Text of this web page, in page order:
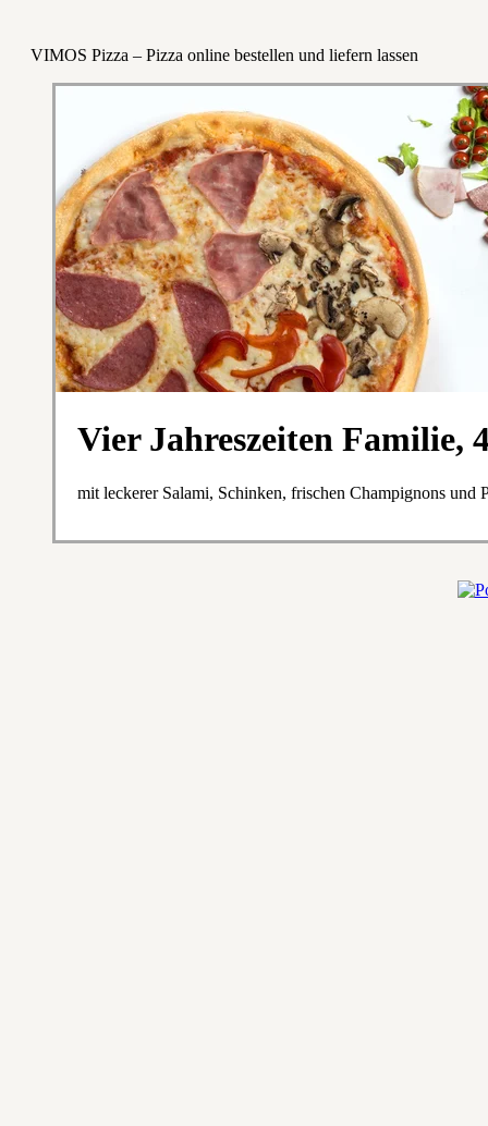
VIMOS Pizza – Pizza online bestellen und liefern lassen
Vier Jahreszeiten Familie,
mit leckerer Salami, Schinken, frischen Champignons und